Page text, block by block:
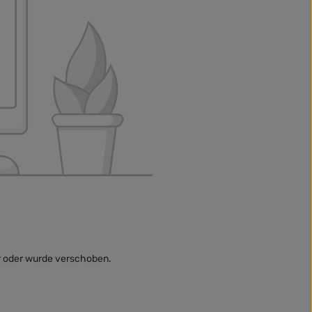
wurde verschoben.